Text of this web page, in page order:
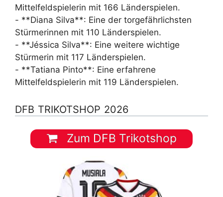
Mittelfeldspielerin mit 166 Länderspielen.
- **Diana Silva**: Eine der torgefährlichsten
Stürmerinnen mit 110 Länderspielen.
- **Jéssica Silva**: Eine weitere wichtige
Stürmerin mit 117 Länderspielen.
- **Tatiana Pinto**: Eine erfahrene
Mittelfeldspielerin mit 119 Länderspielen.
DFB TRIKOTSHOP 2026
Zum DFB Trikotshop